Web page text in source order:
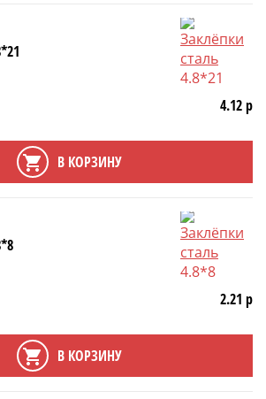
4.12 р
В КОРЗИНУ
2.21 р
В КОРЗИНУ